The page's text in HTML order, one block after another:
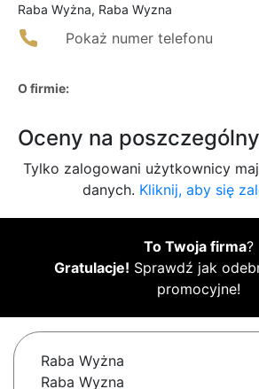
Raba Wyżna, Raba Wyzna
Pokaż numer telefonu
O firmie:
Oceny na
Tylko zalogowani użytkownicy
danych. Kliknij, aby się
To Twoja firma?
Gratulacje! Sprawdź jak
promocyjne!
Raba Wyżna
Raba Wyzna